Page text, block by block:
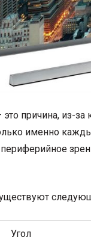
это причина, из-
именно
Угол